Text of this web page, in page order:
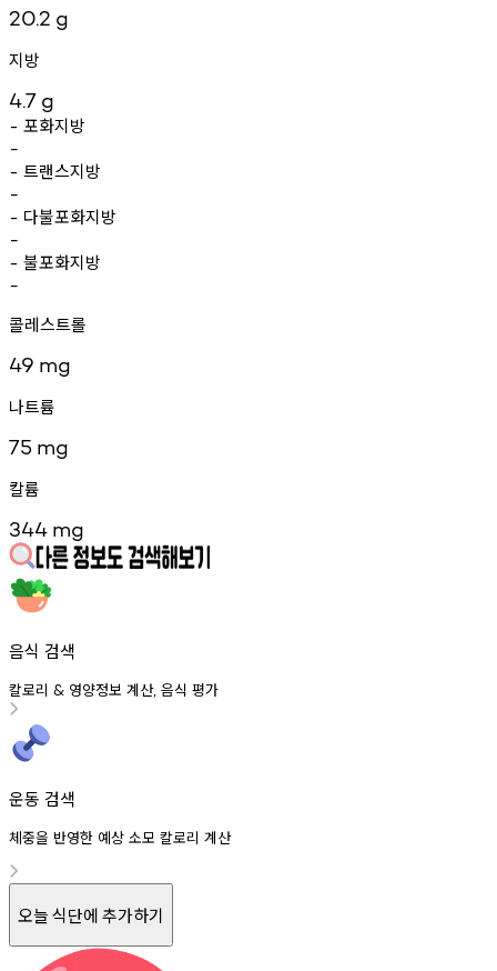
20.2 g
지방
4.7 g
- 포화지방
-
- 트랜스지방
-
- 다불포화지방
-
- 불포화지방
-
콜레스트롤
49 mg
나트륨
75 mg
칼륨
344 mg
음식 검색
칼로리 & 영양정보 계산, 음식 평가
운동 검색
체중을 반영한 예상 소모 칼로리 계산
오늘 식단에 추가하기